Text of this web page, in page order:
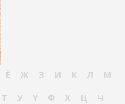
Ё Ж З И К Л
М
Т У Ү Ф Х Ц
Ч